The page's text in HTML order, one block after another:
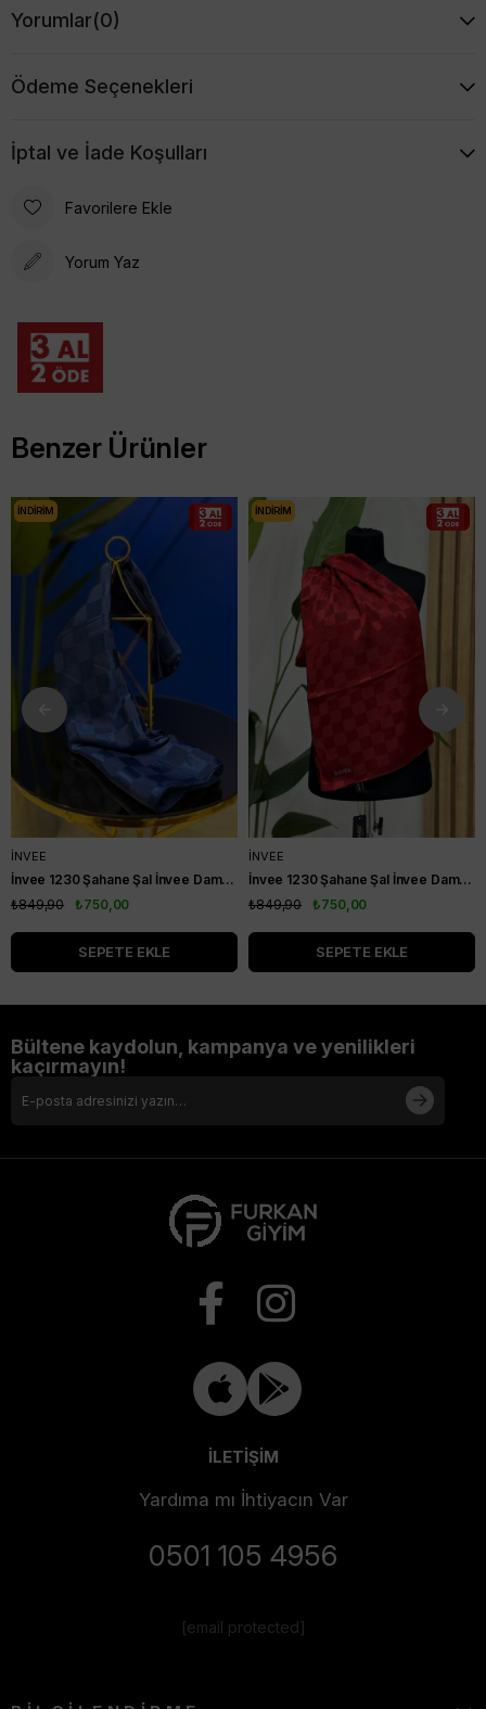
Yorumlar(0)
Ödeme Seçenekleri
İptal ve İade Koşulları
Favorilere Ekle
Yorum Yaz
Benzer Ürünler
İNVEE
İnvee 1230 Şahane Şal İnvee Dama Şal İndigo
₺750,00
₺849,90
SEPETE EKLE
İNDIRIM
İNVEE
İnvee 1230 Şahane Şal İnvee Dama Şal Kırmızı
₺750,00
₺849,90
SEPETE EKLE
İNDIRIM
Bültene kaydolun, kampanya ve yenilikleri
kaçırmayın!
İLETİŞİM
Yardıma mı İhtiyacın Var
0501 105 4956
[email protected]